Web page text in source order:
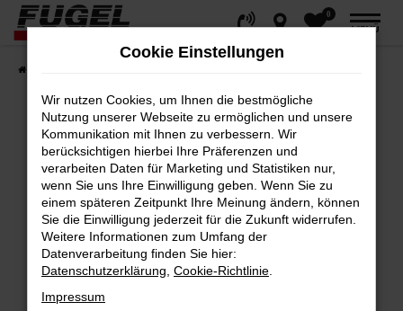
Zum
Hauptinhalt
springen
0
MENÜ
Fehler: Network Error
Beim Laden ist ein Fehler aufgetreten.
Hier sind ein paar Tipps, die dir helfen können:
Überprüfe deine Firewall und deine
Internetverbindung.
Laden andere Webseiten, zum Beispiel
Cookie Einstellungen
Wir nutzen Cookies, um Ihnen die bestmögliche
Nutzung unserer Webseite zu ermöglichen und unsere
Kommunikation mit Ihnen zu verbessern. Wir
berücksichtigen hierbei Ihre Präferenzen und
verarbeiten Daten für Marketing und Statistiken nur,
wenn Sie uns Ihre Einwilligung geben. Wenn Sie zu
einem späteren Zeitpunkt Ihre Meinung ändern, können
Sie die Einwilligung jederzeit für die Zukunft widerrufen.
Weitere Informationen zum Umfang der
Datenverarbeitung finden Sie hier:
Datenschutzerklärung Cookie-Richtlinie
Impressum